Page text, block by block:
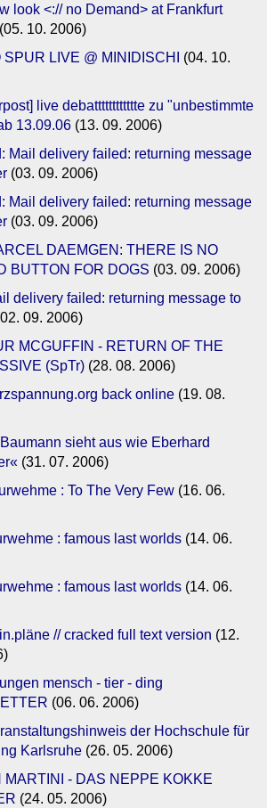
look <:// no Demand> at Frankfurt
10. 2006)
LIVE @ MINIDISCHI
(04. 10.
live debatttttttttttte zu "unbestimmte
13.09.06 (13. 09. 2006)
Mail delivery failed: returning message
(03. 09. 2006)
Mail delivery failed: returning message
(03. 09. 2006)
DAEMGEN: THERE IS NO
BUTTON FOR DOGS (03. 09. 2006)
delivery failed: returning message to
09. 2006)
MCGUFFIN - RETURN OF THE
(SpTr) (28. 08. 2006)
back online (19. 08.
sieht aus wie Eberhard
(31. 07. 2006)
: To The Very Few (16. 06.
: famous last worlds (14. 06.
: famous last worlds (14. 06.
// cracked full text version (12.
mensch - tier - ding
(06. 06. 2006)
der Hochschule für
Karlsruhe (26. 05. 2006)
MARTINI - DAS NEPPE KOKKE
(24. 05. 2006)